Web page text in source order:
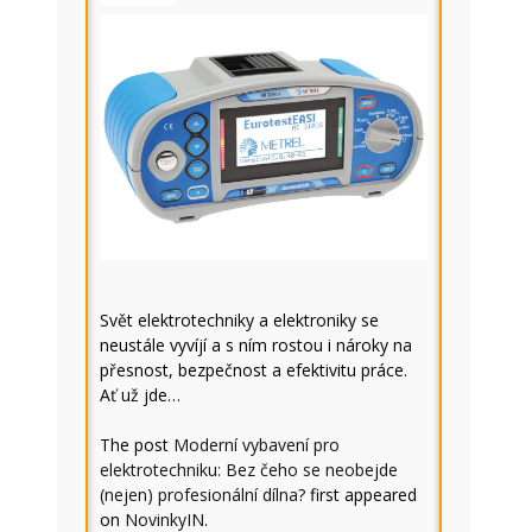
Svět elektrotechniky a elektroniky se
neustále vyvíjí a s ním rostou i nároky na
přesnost, bezpečnost a efektivitu práce.
Ať už jde…
The post Moderní vybavení pro
elektrotechniku: Bez čeho se neobejde
(nejen) profesionální dílna? first appeared
on NovinkyIN.